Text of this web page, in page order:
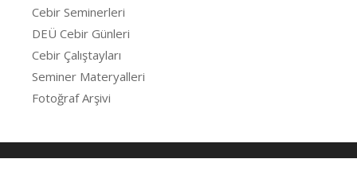
Cebir Seminerleri
DEÜ Cebir Günleri
Cebir Çalıştayları
Seminer Materyalleri
Fotoğraf Arşivi